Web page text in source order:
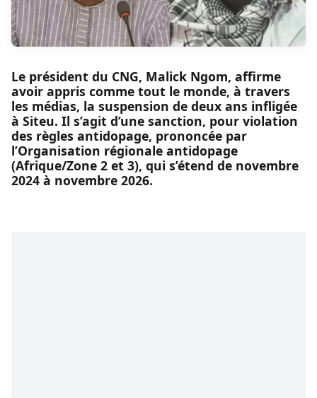
Le président du CNG, Malick Ngom, affirme
avoir appris comme tout le monde, à travers
les médias, la suspension de deux ans infligée
à Siteu. Il s’agit d’une sanction, pour violation
des règles antidopage, prononcée par
l’Organisation régionale antidopage
(Afrique/Zone 2 et 3), qui s’étend de novembre
2024 à novembre 2026.